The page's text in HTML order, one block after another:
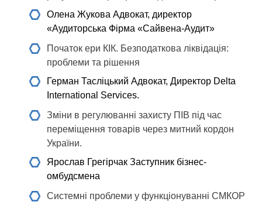
Олена Жукова Адвокат, директор
«Аудиторська Фірма «Сайвена-Аудит»
Початок ери КІК. Безподаткова ліквідація:
проблеми та рішення
Герман Тасліцький Адвокат, Директор Delta
International Services.
Зміни в регулюванні захисту ПІВ під час
переміщення товарів через митний кордон
України.
Ярослав Грегірчак Заступник бізнес-
омбудсмена
Системні проблеми у функціонуванні СМКОР